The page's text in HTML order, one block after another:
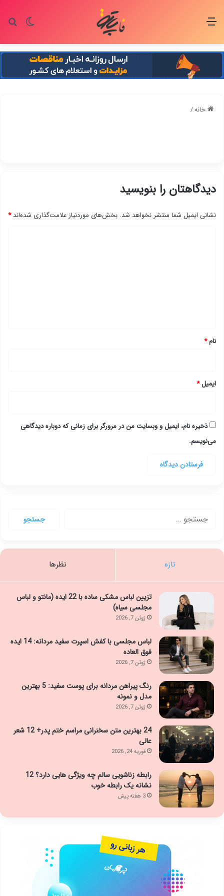
تغییر منو
خانه/
دیدگاهتان را بنویسید
نشانی ایمیل شما منتشر نخواهد شد. بخش‌های موردنیاز علامت‌گذاری شده‌اند*
نام*
ایمیل*
ذخیره نام، ایمیل و وبسایت من در مرورگر برای زمانی که دوباره دیدگاهی
می‌نویسم.
تازه نظرها
تزیین لباس مشکی ساده با 22 ایده (مانتو و لباس
مجلسی سیاه)
ژوئن 7, 2026
لباس مجلسی با کفش اسپرت سفید مردانه: 14 ایده
فوق العاده
ژوئن 7, 2026
رنگ پیراهن مردانه برای پوست سفید: 5 بهترین
مدل و نمونه
ژوئن 7, 2026
24 بهترین متن سخنرانی مراسم ختم پدر+ 12 شعر
عالی
فوریه 24, 2026
رابطه زناشویی سالم چه ویژگی هایی دارد؟ 12
نشانه یک رابطه خوب
3 هفته پیش